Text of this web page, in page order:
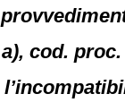
cod.